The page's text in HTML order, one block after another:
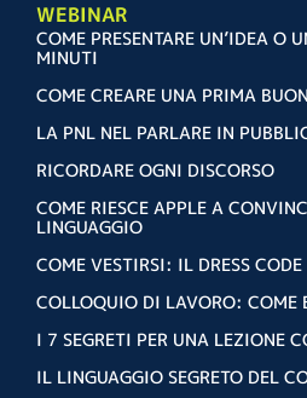
WEBINAR
COME PRESENTARE UN’IDEA O
MINUTI
COME CREARE UNA PRIMA
LA PNL NEL PARLARE IN
RICORDARE OGNI DISCORSO
COME RIESCE APPLE A
LINGUAGGIO
COME VESTIRSI: IL DRESS
COLLOQUIO DI LAVORO: COME
I 7 SEGRETI PER UNA LEZIONE
IL LINGUAGGIO SEGRETO DEL